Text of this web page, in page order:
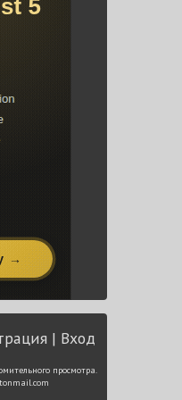
Вход
просмотра.